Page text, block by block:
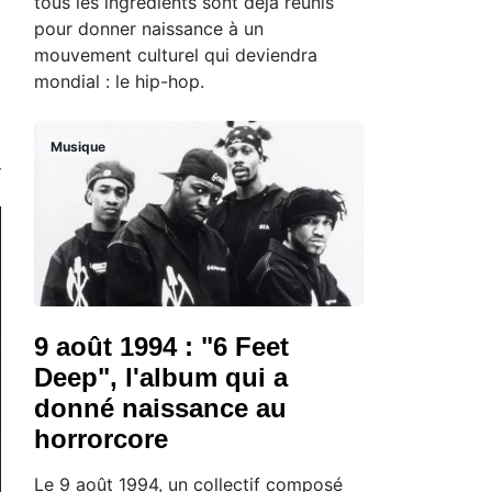
pour donner naissance à un
mouvement culturel qui deviendra
mondial : le hip-hop.
Musique
9 août 1994 : "6 Feet
Deep", l'album qui a
donné naissance au
horrorcore
Le 9 août 1994, un collectif composé